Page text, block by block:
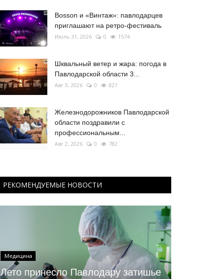
Bosson и «Винтаж»: павлодарцев
приглашают на ретро-фестиваль
Июль 31, 2026 0 1574
Шквальный ветер и жара: погода в
Павлодарской области 3...
Авг 3, 2026 0 821
Железнодорожников Павлодарской
области поздравили с
профессиональным...
Авг 2, 2026 0 782
РЕКОМЕНДУЕМЫЕ НОВОСТИ
Медицина
Лето принесло Павлодару затишье